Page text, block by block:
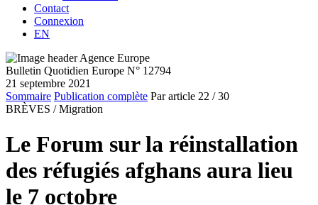
Contact
Connexion
EN
Bulletin Quotidien Europe N° 12794
21 septembre 2021
Sommaire Publication complète Par article 22 / 30
BRÈVES / Migration
Le Forum sur la réinstallation
des réfugiés afghans aura lieu
le 7 octobre